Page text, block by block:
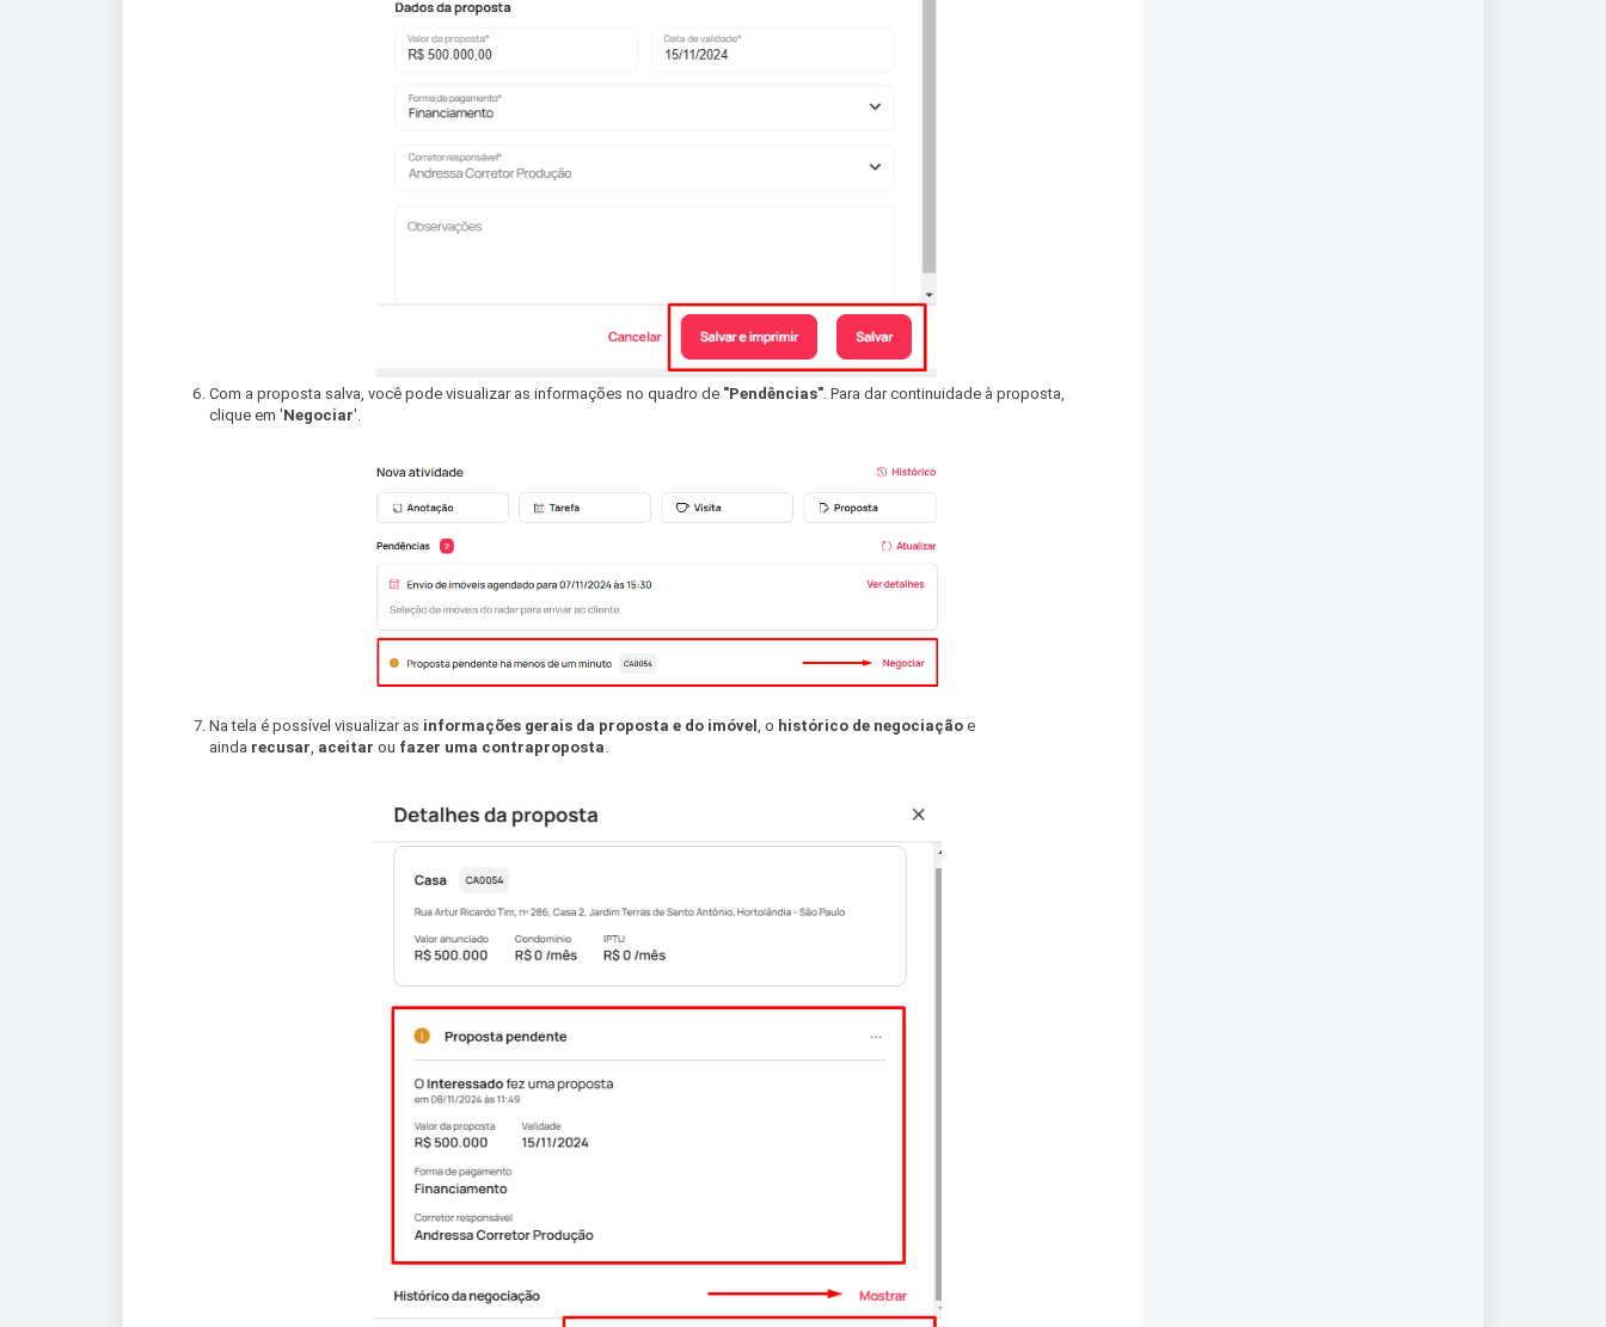
Com a proposta salva, você pode visualizar as informações no quadro de "Pendências". Para dar continuidade à proposta,
clique em 'Negociar'.
Na tela é possível visualizar as informações gerais da proposta e do imóvel , o histórico de negociação e
ainda recusar aceitar ou fazer uma contraproposta